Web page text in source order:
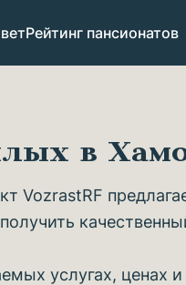
Рейтинг пансионатов
в
VozrastRF
услугах, ценах